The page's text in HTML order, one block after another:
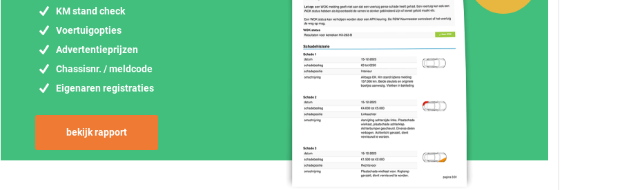
KM stand check
Voertuigopties
Advertentieprijzen
Chassisnr. / meldcode
Eigenaren registraties
bekijk rapport